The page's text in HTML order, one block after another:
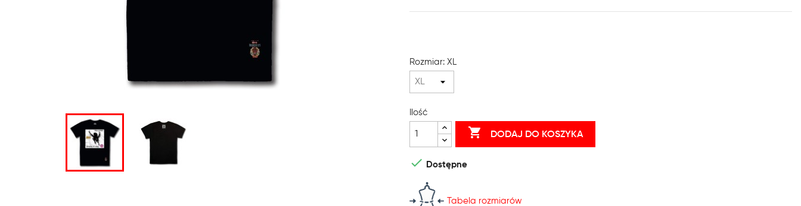
Rozmiar: XL
Ilość
 DODAJ DO KOSZYKA
 Dostępne
Tabela rozmiarów